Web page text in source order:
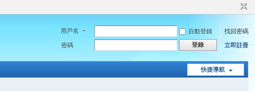
用戶名 自動登錄
找回密碼
密碼
登錄 立即註冊
快捷導航